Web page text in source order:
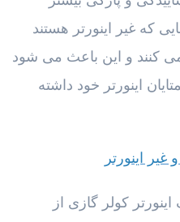
که غیر اینورتر هستند
کنند و این باعث می شود
اینورتر خود داشته
غیر اینورتر
کولر گازی از